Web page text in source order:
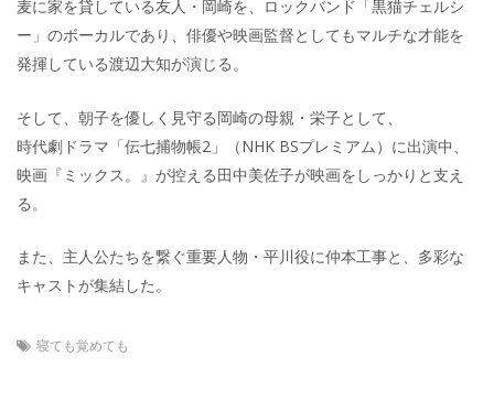
麦に家を貸している友人・岡崎を、ロックバンド「黒猫チェルシ
ー」のボーカルであり、俳優や映画監督としてもマルチな才能を
発揮している渡辺大知が演じる。
そして、朝子を優しく見守る岡崎の母親・栄子として、
時代劇ドラマ「伝七捕物帳2」（NHK BSプレミアム）に出演中、
映画『ミックス。』が控える田中美佐子が映画をしっかりと支え
る。
また、主人公たちを繋ぐ重要人物・平川役に仲本工事と、多彩な
キャストが集結した。
寝ても覚めても